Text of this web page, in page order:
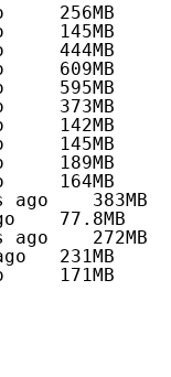
256MB
145MB
444MB
609MB
595MB
373MB
142MB
145MB
189MB
164MB
383MB
77.8MB
272MB
231MB
171MB